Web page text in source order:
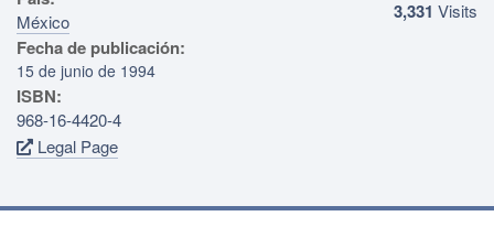
México
Fecha de publicación:
15 de junio de 1994
ISBN:
968-16-4420-4
Legal Page
3,331 Visits